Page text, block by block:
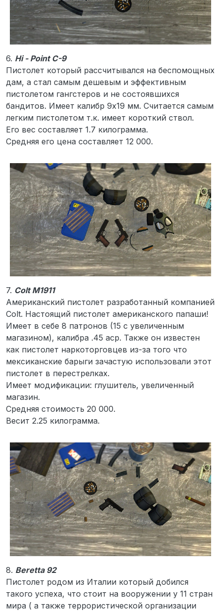
6. Hi - Point C-9
Пистолет который рассчитывался на беспомощных
дам, а стал самым дешевым и эффективным
пистолетом гангстеров и не состоявшихся
бандитов. Имеет калибр 9х19 мм. Считается самым
легким пистолетом т.к. имеет короткий ствол.
Его вес составляет 1.7 килограмма.
Средняя его цена составляет 12 000.
7. Colt M1911
Американский пистолет разработанный компанией
Colt. Настоящий пистолет американского папаши!
Имеет в себе 8 патронов (15 с увеличенным
магазином), калибра .45 acp. Также он известен
как пистолет наркоторговцев из-за того что
мексиканские барыги зачастую использовали этот
пистолет в перестрелках.
Имеет модификации: глушитель, увеличенный
магазин.
Средняя стоимость 20 000.
Весит 2.25 килограмма.
8. Beretta 92
Пистолет родом из Италии который добился
такого успеха, что стоит на вооружении у 11 стран
мира ( а также террористической организации